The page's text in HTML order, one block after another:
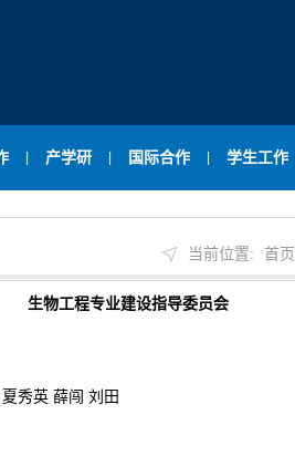
产学研 国际合作 学生工作
当前位置: 首页
生物工程专业建设指导委员会
秀英 薛闯 刘田